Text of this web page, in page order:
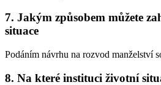
7. Jakým způsobem můžete
situace
Podáním návrhu na rozvod manželství
8. Na které instituci životní